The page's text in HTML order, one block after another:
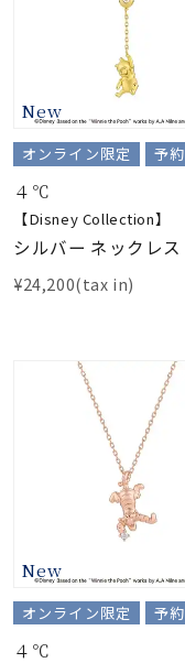
リングサイズ
在庫
New
オンライン限定 予約
４℃
【Disney Collection】
シルバー ネックレス
¥24,200(tax in)
New
オンライン限定 予約
４℃